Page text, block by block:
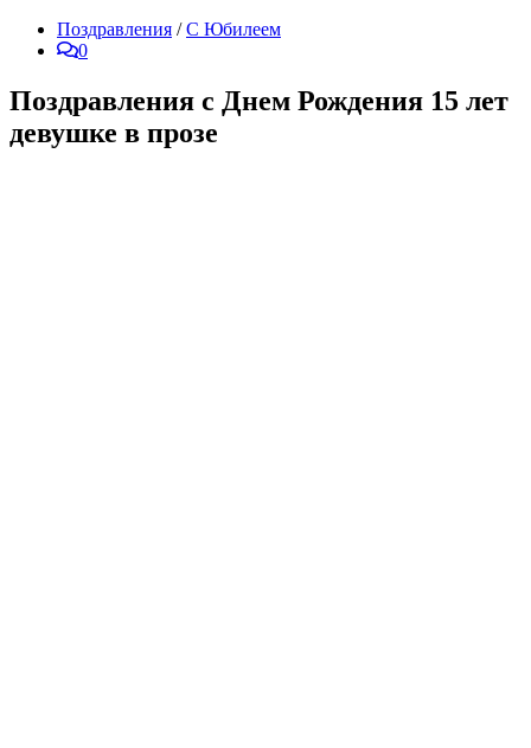
Поздравления / С Юбилеем
0
Поздравления с Днем Рождения 15 лет
девушке в прозе